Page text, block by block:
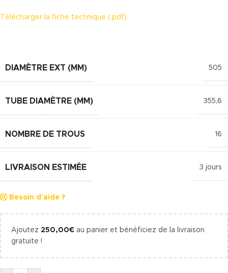
Télécharger la fiche technique (.pdf)
DIAMÈTRE EXT (MM) 505
TUBE DIAMÈTRE (MM) 355,6
NOMBRE DE TROUS 16
LIVRAISON ESTIMÉE 3 jours
Besoin d'aide ?
Ajoutez 250,00€ au panier et bénéficiez de la livraison
gratuite !